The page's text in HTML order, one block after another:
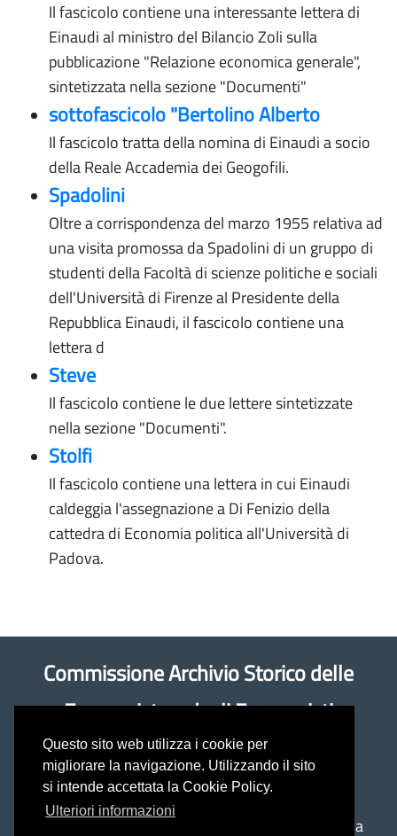
Questo sito web utilizza i cookie per
migliorare la navigazione. Utilizzando il sito
si intende accettata la Cookie Policy.
Ulteriori informazioni
Il fascicolo contiene una interessante lettera di
Einaudi al ministro del Bilancio Zoli sulla
pubblicazione "Relazione economica generale",
sintetizzata nella sezione "Documenti"
sottofascicolo "Bertolino Alberto
Il fascicolo tratta della nomina di Einaudi a socio
della Reale Accademia dei Geogofili.
Spadolini
Oltre a corrispondenza del marzo 1955 relativa ad
una visita promossa da Spadolini di un gruppo di
studenti della Facoltà di scienze politiche e sociali
dell'Università di Firenze al Presidente della
Repubblica Einaudi, il fascicolo contiene una
lettera d
Steve
Il fascicolo contiene le due lettere sintetizzate
nella sezione "Documenti".
Stolfi
Il fascicolo contiene una lettera in cui Einaudi
caldeggia l'assegnazione a Di Fenizio della
cattedra di Economia politica all'Università di
Padova.
Commissione Archivio Storico delle
Economiste e degli Economisti
Coordinatrice: prof.ssa Antonella Rancan
(antonella.rancan@unimol.it)
Università del Molise - Dipartimento di Economia